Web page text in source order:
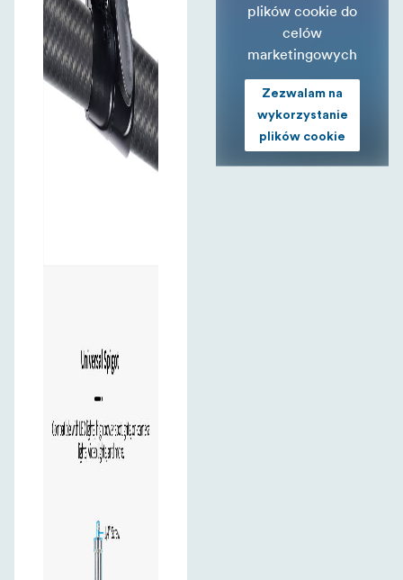
plików cookie do
celów
marketingowych
Zezwalam na
wykorzystanie
plików cookie